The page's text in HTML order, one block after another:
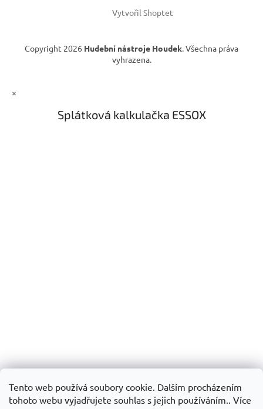
Tento web používá soubory cookie. Dalším procházením
tohoto webu vyjadřujete souhlas s jejich používáním.. Více
Vytvořil Shoptet
Copyright 2026 Hudební nástroje Houdek. Všechna práva
vyhrazena.
×
Splátková kalkulačka ESSOX